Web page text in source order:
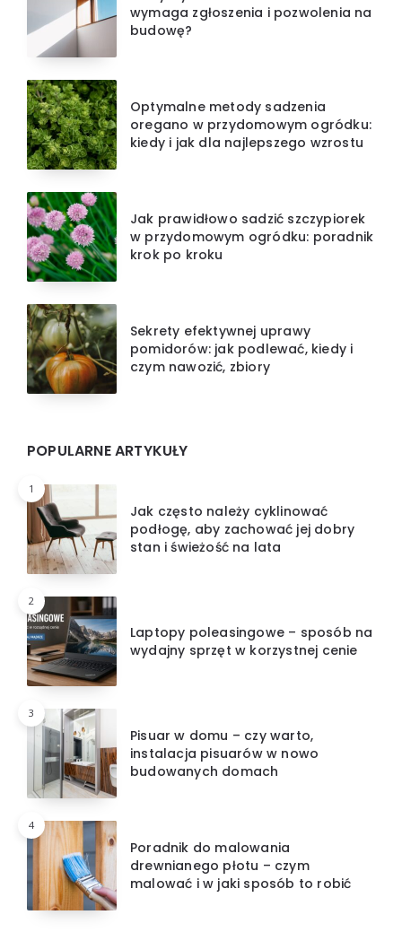
wymaga zgłoszenia i pozwolenia na
budowę?
Optymalne metody sadzenia
oregano w przydomowym ogródku:
kiedy i jak dla najlepszego wzrostu
Jak prawidłowo sadzić szczypiorek
w przydomowym ogródku: poradnik
krok po kroku
Sekrety efektywnej uprawy
pomidorów: jak podlewać, kiedy i
czym nawozić, zbiory
POPULARNE ARTYKUŁY
1
Jak często należy cyklinować
podłogę, aby zachować jej dobry
stan i świeżość na lata
2
Laptopy poleasingowe – sposób na
wydajny sprzęt w korzystnej cenie
3
Pisuar w domu – czy warto,
instalacja pisuarów w nowo
budowanych domach
4
Poradnik do malowania
drewnianego płotu – czym
malować i w jaki sposób to robić